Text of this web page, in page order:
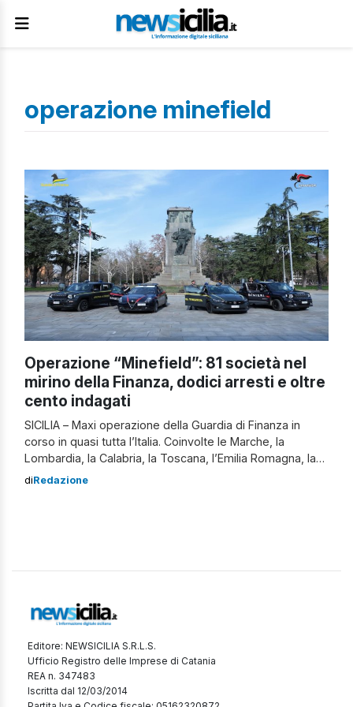
operazione minefield
Operazione “Minefield”: 81 società nel
mirino della Finanza, dodici arresti e oltre
cento indagati
SICILIA – Maxi operazione della Guardia di Finanza in
corso in quasi tutta l’Italia. Coinvolte le Marche, la
Lombardia, la Calabria, la Toscana, l’Emilia Romagna, la
Campania, la Sicilia, il Lazio e il Veneto. Operazione
diRedazione
Editore: NEWSICILIA S.R.L.S.
Ufficio Registro delle Imprese di Catania
REA n. 347483
Iscritta dal 12/03/2014